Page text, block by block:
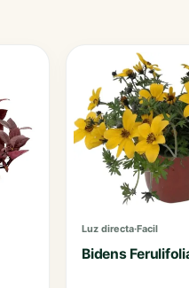
Luz directa·Facil
Bidens